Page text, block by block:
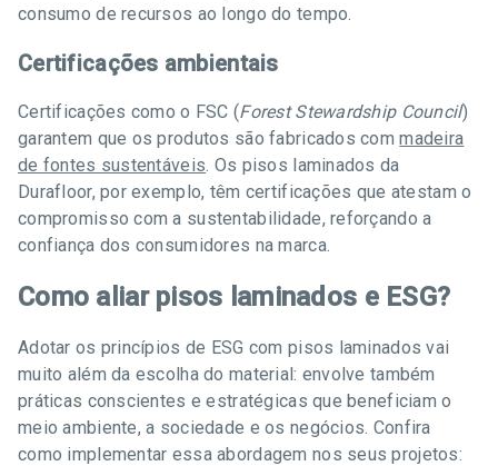
consumo de recursos ao longo do tempo.
Certificações ambientais
Certificações como o FSC (Forest Stewardship Council)
garantem que os produtos são fabricados commadeira
de fontes sustentáveis. Os pisos laminados da
Durafloor, por exemplo, têm certificações que atestam o
compromisso com a sustentabilidade, reforçando a
confiança dos consumidores na marca.
Como aliar pisos laminados e ESG?
Adotar os princípios de ESG com pisos laminados vai
muito além da escolha do material: envolve também
práticas conscientes e estratégicas que beneficiam o
meio ambiente, a sociedade e os negócios. Confira
como implementar essa abordagem nos seus projetos: